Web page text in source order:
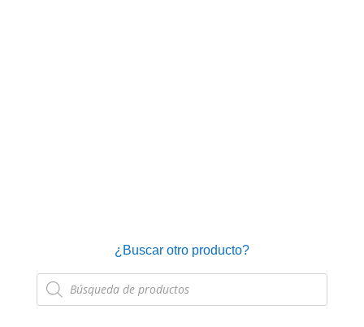
¿Buscar otro producto?
Búsqueda
de
productos